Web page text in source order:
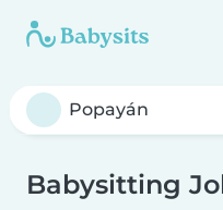
Babysitting